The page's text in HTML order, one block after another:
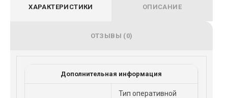
ХАРАКТЕРИСТИКИ ОПИСАНИЕ
ОТЗЫВЫ (0)
Дополнительная информация
Тип оперативной